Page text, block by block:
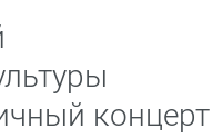
концерт